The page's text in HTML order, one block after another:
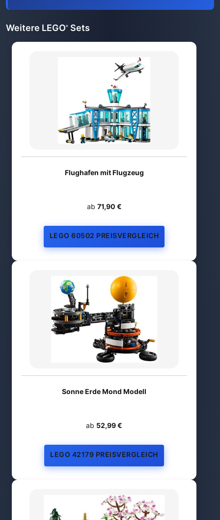
Weitere LEGO® Sets
Flughafen mit Flugzeug
ab 71,90 €
LEGO 60502 PREISVERGLEICH
Sonne Erde Mond Modell
ab 52,99 €
LEGO 42179 PREISVERGLEICH